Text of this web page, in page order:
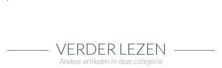
VERDER LEZEN
Andere artikelen in deze categorie